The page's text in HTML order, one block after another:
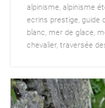
alpinisme, alpinisme
ecrins prestige, guide
blanc mer de glace,
chevalier, traversée